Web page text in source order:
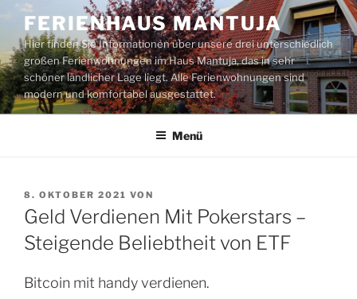
Zum
Inhalt
springen
FERIENHAUS MANTUJA
Hier finden Sie Informationen über unsere drei unterschiedlich
großen Ferienwohnungen im Haus Mantuja, das in sehr
schöner ländlicher Lage liegt. Alle Ferienwohnungen sind
modern und komfortabel ausgestattet.
Menü
VERÖFFENTLICHT
AM
8. OKTOBER 2021 VON
Geld Verdienen Mit Pokerstars –
Steigende Beliebtheit von ETF
Bitcoin mit handy verdienen.